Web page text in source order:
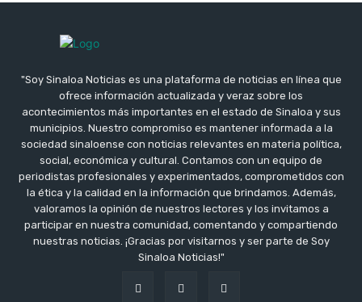
"Soy Sinaloa Noticias es una plataforma de noticias en línea que
ofrece información actualizada y veraz sobre los
acontecimientos más importantes en el estado de Sinaloa y sus
municipios. Nuestro compromiso es mantener informada a la
sociedad sinaloense con noticias relevantes en materia política,
social, económica y cultural. Contamos con un equipo de
periodistas profesionales y experimentados, comprometidos con
la ética y la calidad en la información que brindamos. Además,
valoramos la opinión de nuestros lectores y los invitamos a
participar en nuestra comunidad, comentando y compartiendo
nuestras noticias. ¡Gracias por visitarnos y ser parte de Soy
Sinaloa Noticias!"